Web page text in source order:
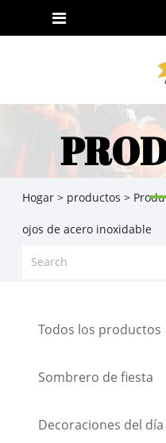
Hogar > productos >
ojos de acero inoxidable
Todos los productos
Sombrero de fiesta
Decoraciones del